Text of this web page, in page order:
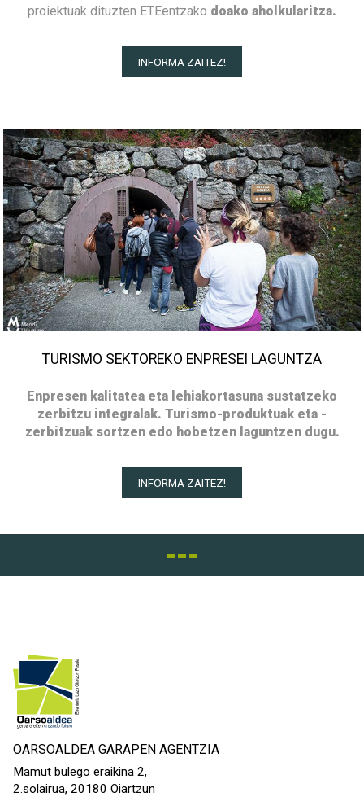
proiektuak dituzten ETEentzako doako aholkularitza.
INFORMA ZAITEZ!
TURISMO SEKTOREKO ENPRESEI LAGUNTZA
Enpresen kalitatea eta lehiakortasuna sustatzeko
zerbitzu integralak. Turismo-produktuak eta -
zerbitzuak sortzen edo hobetzen laguntzen dugu.
INFORMA ZAITEZ!
---
OARSOALDEA GARAPEN AGENTZIA
Mamut bulego eraikina 2,
2.solairua, 20180 Oiartzun